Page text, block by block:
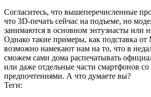
Согласитесь, что вышеперечисленные
что 3D-печать сейчас на подъеме, но
занимаются в основном энтузиасты или
Однако такие примеры, как подставка от
возможно намекают нам на то, что в
сможем сами дома распечатывать
или даже отдельные части смартфонов
предпочтениями. А что думаете вы?
Теги: